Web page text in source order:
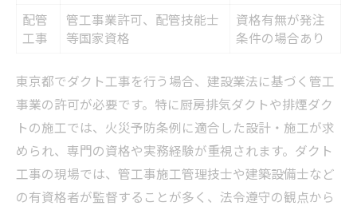
配管
工事
管工事業許可、配管技能士
等国家資格
資格有無が発注
条件の場合あり
東京都でダクト工事を行う場合、建設業法に基づく管工
事業の許可が必要です。特に厨房排気ダクトや排煙ダク
トの施工では、火災予防条例に適合した設計・施工が求
められ、専門の資格や実務経験が重視されます。ダクト
工事の現場では、管工事施工管理技士や建築設備士など
の有資格者が監督することが多く、法令遵守の観点から